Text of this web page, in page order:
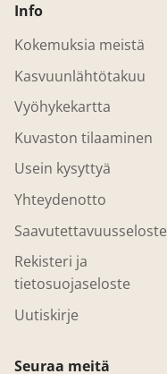
Info
Kokemuksia meistä
Kasvuunlähtötakuu
Vyöhykekartta
Kuvaston tilaaminen
Usein kysyttyä
Yhteydenotto
Saavutettavuusseloste
Rekisteri ja
tietosuojaseloste
Uutiskirje
Seuraa meitä